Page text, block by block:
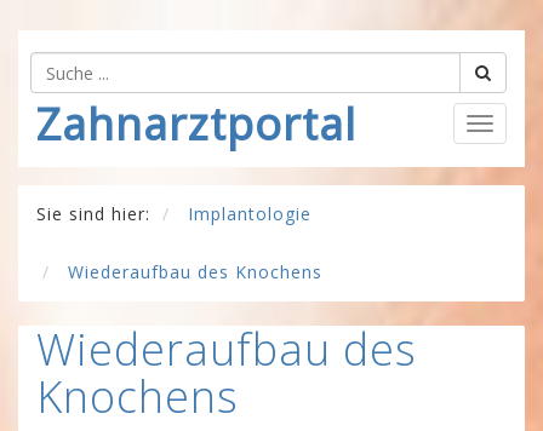
Zahnarztportal
Sie sind hier: Implantologie
Wiederaufbau des Knochens
Wiederaufbau des
Knochens